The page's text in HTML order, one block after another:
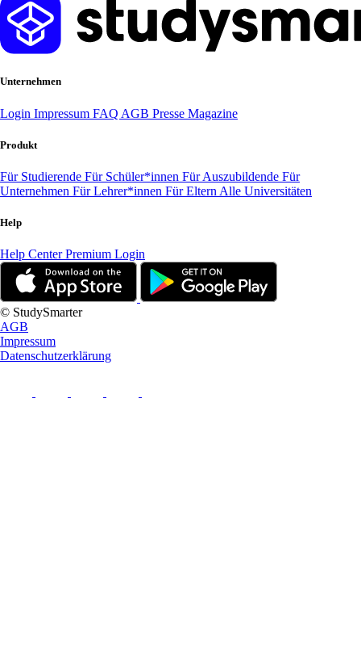
Unternehmen
Login Impressum FAQ AGB Presse Magazine
Produkt
Für Studierende Für Schüler*innen Für Auszubildende Für
Unternehmen Für Lehrer*innen Für Eltern Alle Universitäten
Help
Help CenterPremium Login
© StudySmarter
AGB
Impressum
Datenschutzerklärung